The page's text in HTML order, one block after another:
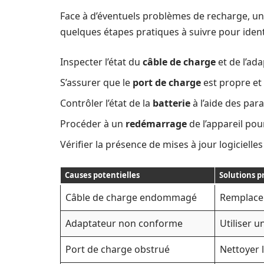
Face à d’éventuels problèmes de recharge,
quelques étapes pratiques à suivre pour
Inspecter l’état du câble de charge et de
S’assurer que le port de charge est propre
Contrôler l’état de la batterieà l’aide des
Procéder à un redémarragede l’appareil
Vérifier la présence de mises à jour
Causes potentielles Solutions
Câble de charge endommagé
Adaptateur non conforme
Utiliser
Port de charge obstrué
Nettoyer